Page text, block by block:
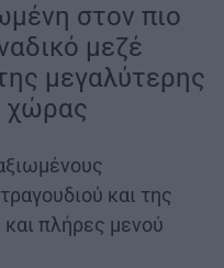
στον πιο
μεζέ
μεγαλύτερης
χώρας
και της
πλήρες μενού